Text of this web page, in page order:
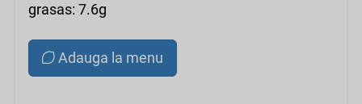
grasas: 7.6g
Adauga la menu